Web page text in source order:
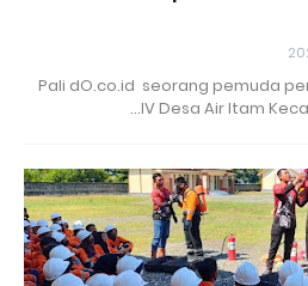
Pali dO.co.id seorang pemuda
IV Desa Air Itam